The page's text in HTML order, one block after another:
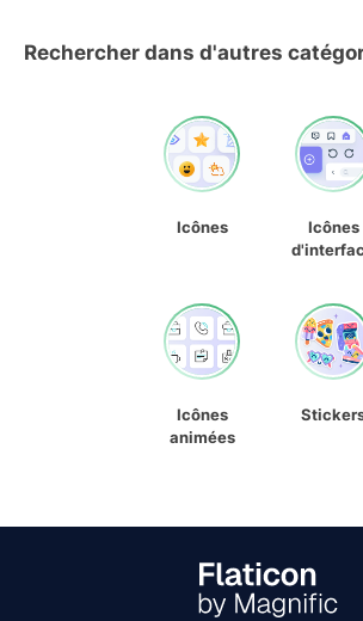
Rechercher dans d'autres
Icônes
Icônes
Icônes
animées